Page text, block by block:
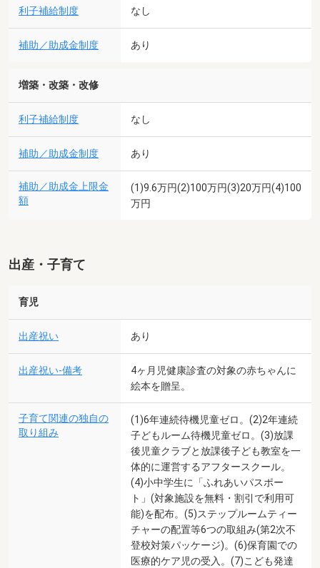
利子補給制度 なし
補助／助成金制度 あり
増築・改築・改修
利子補給制度 なし
補助／助成金制度 あり
補助／助成金上限金
額
(1)9.6万円(2)100万円(3)20万円(4)100
万円
出産・子育て
育児
出産祝い あり
出産祝い-備考
4ヶ月児健康診査の対象の赤ちゃんに
絵本を贈呈。
子育て関連の独自の
取り組み
(1)6年連続待機児童ゼロ。(2)2年連続
子どもルーム待機児童ゼロ。(3)放課
後児童クラブと放課後子ども教室を一
体的に運営するアフタースクール。
(4)小中学生に「ふれあいパスポー
ト」(対象施設を無料・割引で利用可
能)を配布。(5)ステップルームティー
チャーの配置等6つの取組み(第2次不
登校対策パッケージ)。(6)保育園での
医療的ケア児の受入。(7)こども発達